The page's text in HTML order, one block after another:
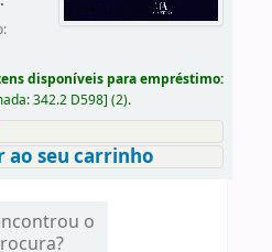
disponíveis para empréstimo:
342.2 D598] (2).
ao seu carrinho
o